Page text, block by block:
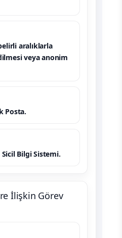
aralıklarla
veya anonim
Posta.
Bilgi Sistemi.
İlişkin Görev